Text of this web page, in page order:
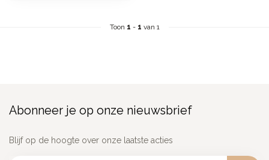
Toon 1 - 1 van 1
Abonneer je op onze nieuwsbrief
Blijf op de hoogte over onze laatste acties